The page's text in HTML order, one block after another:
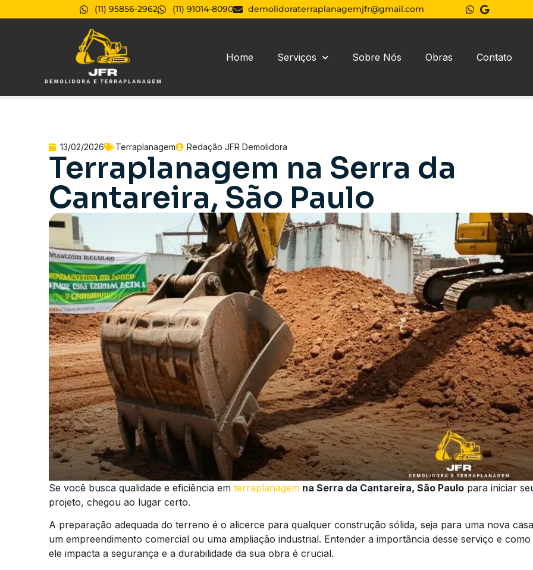
(11) 95856-2962 (11) 91014-8090 demolidoraterraplanagemjfr@gmail.com
Home Serviços Sobre Nós Obras Contato
13/02/2026 Terraplanagem Redação JFR Demolidora
Terraplanagem na Serra da
Cantareira, São Paulo
Se você busca qualidade e eficiência em terraplanagem na Serra da Cantareira, São Paulo para iniciar
projeto, chegou ao lugar certo.
A preparação adequada do terreno é o alicerce para qualquer construção sólida, seja para uma nova
um empreendimento comercial ou uma ampliação industrial. Entender a importância desse serviço e como
ele impacta a segurança e a durabilidade da sua obra é crucial.